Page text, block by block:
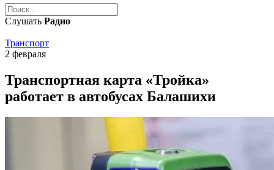
Слушать Радио
Транспорт
2 февраля
Транспортная карта «Тройка»
работает в автобусах Балашихи